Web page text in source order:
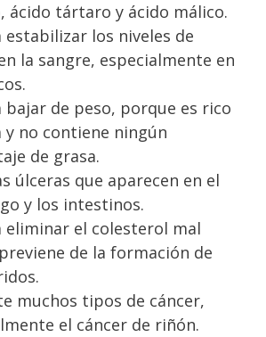
ácido tártaro y ácido málico.
estabilizar los niveles de
la sangre, especialmente en
bajar de peso, porque es rico
y no contiene ningún
de grasa.
úlceras que aparecen en el
y los intestinos.
eliminar el colesterol mal
de la formación de
muchos tipos de cáncer,
el cáncer de riñón.